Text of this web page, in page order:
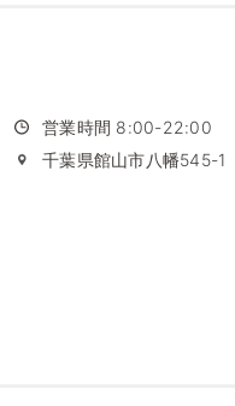
営業時間 8:00-22:00
千葉県館山市八幡545-1